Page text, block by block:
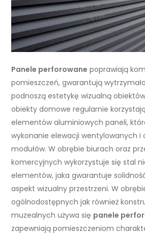
Panele perforowane poprawiają
pomieszczeń, gwarantują
podnoszą estetykę wizualną
obiekty domowe regularnie
elementów aluminiowych paneli,
wykonanie elewacji wentylowanych i
modułów. W obrębie biurach oraz
komercyjnych wykorzystuje się stal
elementów, jaka gwarantuje
aspekt wizualny przestrzeni. W
ogólnodostępnych jak również
muzealnych używa się panele
zapewniają pomieszczeniom